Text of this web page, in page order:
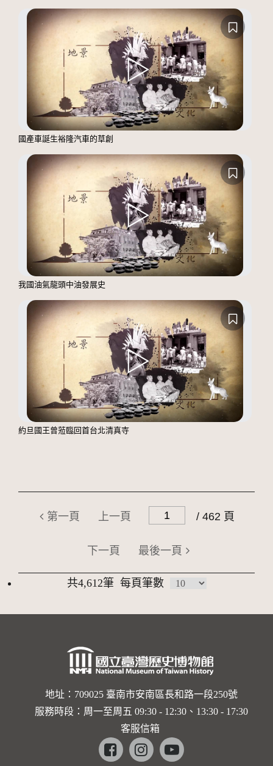
國產車誕生裕隆汽車的草創
我國油氣龍頭中油發展史
約旦國王曾蒞臨回首台北清真寺
第一頁 上一頁 / 462 頁
下一頁 最後一頁
共4,612筆 每頁筆數
地址：709025 臺南市安南區長和路一段250號
服務時段：周一至周五 09:30 - 12:30、13:30 - 17:30
客服信箱
Facebookinstagramyoutube